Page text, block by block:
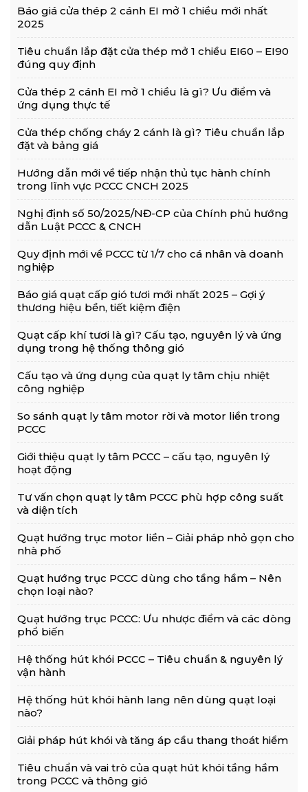
Báo giá cửa thép 2 cánh EI mở 1 chiều mới nhất
2025
Tiêu chuẩn lắp đặt cửa thép mở 1 chiều EI60 – EI90
đúng quy định
Cửa thép 2 cánh EI mở 1 chiều là gì? Ưu điểm và
ứng dụng thực tế
Cửa thép chống cháy 2 cánh là gì? Tiêu chuẩn lắp
đặt và bảng giá
Hướng dẫn mới về tiếp nhận thủ tục hành chính
trong lĩnh vực PCCC CNCH 2025
Nghị định số 50/2025/NĐ-CP của Chính phủ hướng
dẫn Luật PCCC & CNCH
Quy định mới về PCCC từ 1/7 cho cá nhân và doanh
nghiệp
Báo giá quạt cấp gió tươi mới nhất 2025 – Gợi ý
thương hiệu bền, tiết kiệm điện
Quạt cấp khí tươi là gì? Cấu tạo, nguyên lý và ứng
dụng trong hệ thống thông gió
Cấu tạo và ứng dụng của quạt ly tâm chịu nhiệt
công nghiệp
So sánh quạt ly tâm motor rời và motor liền trong
PCCC
Giới thiệu quạt ly tâm PCCC – cấu tạo, nguyên lý
hoạt động
Tư vấn chọn quạt ly tâm PCCC phù hợp công suất
và diện tích
Quạt hướng trục motor liền – Giải pháp nhỏ gọn cho
nhà phố
Quạt hướng trục PCCC dùng cho tầng hầm – Nên
chọn loại nào?
Quạt hướng trục PCCC: Ưu nhược điểm và các dòng
phổ biến
Hệ thống hút khói PCCC – Tiêu chuẩn & nguyên lý
vận hành
Hệ thống hút khói hành lang nên dùng quạt loại
nào?
Giải pháp hút khói và tăng áp cầu thang thoát hiểm
Tiêu chuẩn và vai trò của quạt hút khói tầng hầm
trong PCCC và thông gió